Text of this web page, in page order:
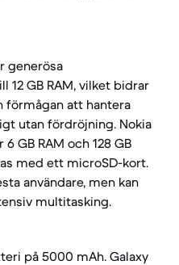
generösa
GB RAM, vilket bidrar
att hantera
utan fördröjning. Nokia
GB RAM och 128 GB
med ett microSD-kort.
användare, men kan
multitasking.
på 5000 mAh. Galaxy